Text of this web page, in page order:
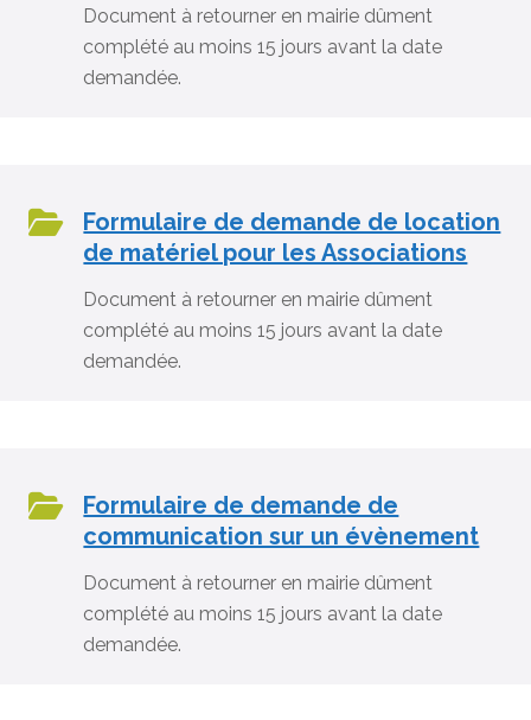
Document à retourner en mairie dûment
complété au moins 15 jours avant la date
demandée.
Formulaire de demande de location
de matériel pour les Associations
Document à retourner en mairie dûment
complété au moins 15 jours avant la date
demandée.
Formulaire de demande de
communication sur un évènement
Document à retourner en mairie dûment
complété au moins 15 jours avant la date
demandée.